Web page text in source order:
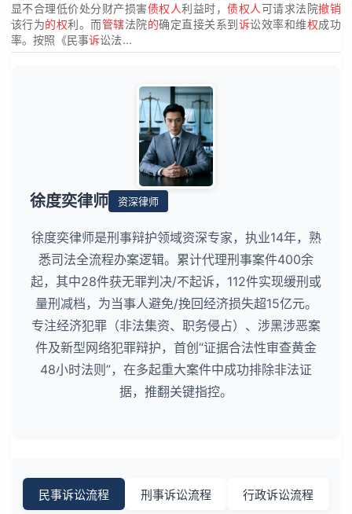
显不合理低价处分财产损害债权人利益时，债权人可请求法院撤销
该行为的权利。而管辖法院的确定直接关系到诉讼效率和维权成功
率。按照《民事诉讼法...
徐度奕律师 资深律师
徐度奕律师是刑事辩护领域资深专家，执业14年，熟
悉司法全流程办案逻辑。累计代理刑事案件400余
起，其中28件获无罪判决/不起诉，112件实现缓刑或
量刑减档，为当事人避免/挽回经济损失超15亿元。
专注经济犯罪（非法集资、职务侵占）、涉黑涉恶案
件及新型网络犯罪辩护，首创“证据合法性审查黄金
48小时法则”，在多起重大案件中成功排除非法证
据，推翻关键指控。
民事诉讼流程 刑事诉讼流程 行政诉讼流程